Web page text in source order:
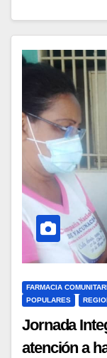
FARMACIA
POPULARES
Jornada
atención a